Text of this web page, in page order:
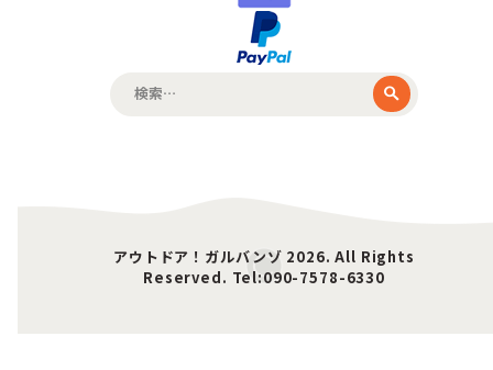
アウトドア！ガルバンゾ 2026. All Rights
Reserved. Tel:090-7578-6330